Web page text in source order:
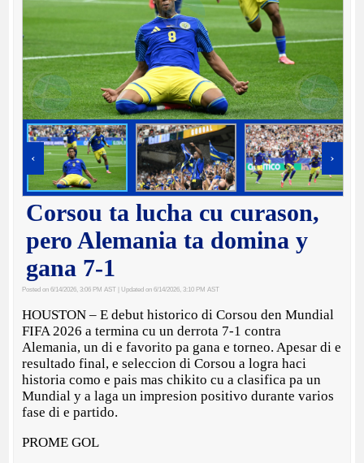
‹ ›
Corsou ta lucha cu curason,
pero Alemania ta domina y
gana 7-1
Posted on 6/14/2026, 3:06 PM AST | Updated on 6/14/2026, 3:10 PM AST
HOUSTON – E debut historico di Corsou den Mundial
FIFA 2026 a termina cu un derrota 7-1 contra
Alemania, un di e favorito pa gana e torneo. Apesar di e
resultado final, e seleccion di Corsou a logra haci
historia como e pais mas chikito cu a clasifica pa un
Mundial y a laga un impresion positivo durante varios
fase di e partido.
PROME GOL